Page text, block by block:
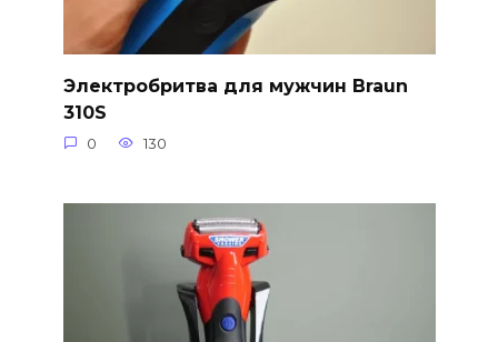
Электробритва для мужчин Braun
310S
0 130